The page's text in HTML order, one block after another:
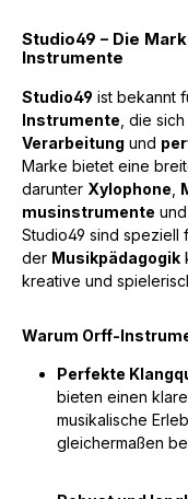
Studio49 – Die
Instrumente
Studio49 ist bekannt
Instrumente , die
Verarbeitung und
Marke bietet eine
darunter Xylophone
musinstrumente
Studio49 sind speziell
der Musikpädagogik
kreative und
Warum Orff-
Perfekte
bieten einen
musikalische
gleichermaßen